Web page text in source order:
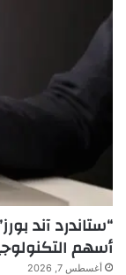
“ستاندرد آند
أسهم
أغسطس 7, 2026